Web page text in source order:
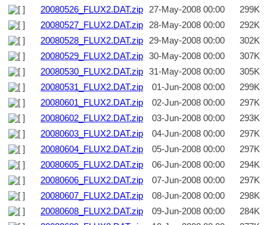
20080526_FLUX2.DAT.zip
27-May-2008 00:00
299K
20080527_FLUX2.DAT.zip
28-May-2008 00:00
292K
20080528_FLUX2.DAT.zip
29-May-2008 00:00
302K
20080529_FLUX2.DAT.zip
30-May-2008 00:00
307K
20080530_FLUX2.DAT.zip
31-May-2008 00:00
305K
20080531_FLUX2.DAT.zip
01-Jun-2008 00:00
299K
20080601_FLUX2.DAT.zip
02-Jun-2008 00:00
297K
20080602_FLUX2.DAT.zip
03-Jun-2008 00:00
293K
20080603_FLUX2.DAT.zip
04-Jun-2008 00:00
297K
20080604_FLUX2.DAT.zip
05-Jun-2008 00:00
297K
20080605_FLUX2.DAT.zip
06-Jun-2008 00:00
294K
20080606_FLUX2.DAT.zip
07-Jun-2008 00:00
297K
20080607_FLUX2.DAT.zip
08-Jun-2008 00:00
298K
20080608_FLUX2.DAT.zip
09-Jun-2008 00:00
284K